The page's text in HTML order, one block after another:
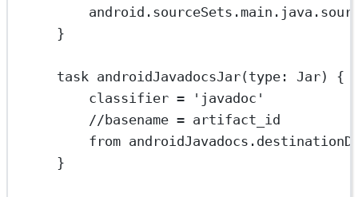
android . sourceSets . main . java .
}
task androidJavadocsJar(type : Jar) {
classifier =
'javadoc'
//basename = artifact_id
from androidJavadocs .
}